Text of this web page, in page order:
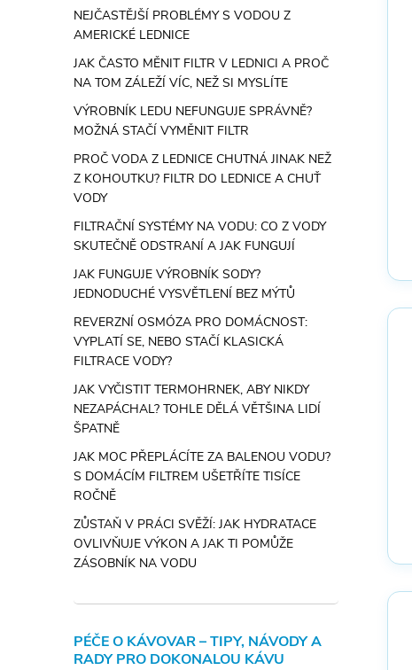
NEJČASTĚJŠÍ PROBLÉMY S VODOU Z
AMERICKÉ LEDNICE
JAK ČASTO MĚNIT FILTR V LEDNICI A PROČ
NA TOM ZÁLEŽÍ VÍC, NEŽ SI MYSLÍTE
VÝROBNÍK LEDU NEFUNGUJE SPRÁVNĚ?
MOŽNÁ STAČÍ VYMĚNIT FILTR
PROČ VODA Z LEDNICE CHUTNÁ JINAK NEŽ
Z KOHOUTKU? FILTR DO LEDNICE A CHUŤ
VODY
FILTRAČNÍ SYSTÉMY NA VODU: CO Z VODY
SKUTEČNĚ ODSTRANÍ A JAK FUNGUJÍ
JAK FUNGUJE VÝROBNÍK SODY?
JEDNODUCHÉ VYSVĚTLENÍ BEZ MÝTŮ
REVERZNÍ OSMÓZA PRO DOMÁCNOST:
VYPLATÍ SE, NEBO STAČÍ KLASICKÁ
FILTRACE VODY?
JAK VYČISTIT TERMOHRNEK, ABY NIKDY
NEZAPÁCHAL? TOHLE DĚLÁ VĚTŠINA LIDÍ
ŠPATNĚ
JAK MOC PŘEPLÁCÍTE ZA BALENOU VODU?
S DOMÁCÍM FILTREM UŠETŘÍTE TISÍCE
ROČNĚ
ZŮSTAŇ V PRÁCI SVĚŽÍ: JAK HYDRATACE
OVLIVŇUJE VÝKON A JAK TI POMŮŽE
ZÁSOBNÍK NA VODU
PÉČE O KÁVOVAR – TIPY, NÁVODY A
RADY PRO DOKONALOU KÁVU